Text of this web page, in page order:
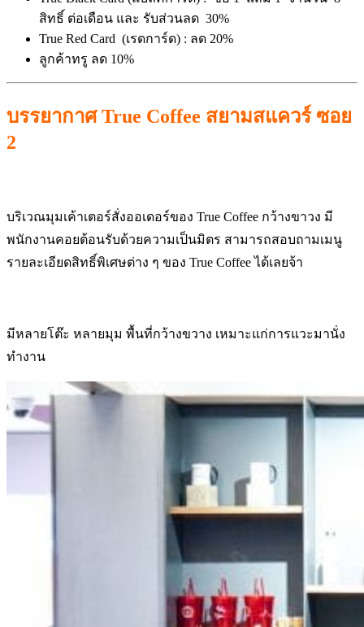
สิทธิ์ ต่อเดือน และ รับส่วนลด 30%
True Red Card (เรดการ์ด) : ลด 20%
ลูกค้าทรู ลด 10%
บรรยากาศ True Coffee สยามสแควร์ ซอย
2
บริเวณมุมเค้าเตอร์สั่งออเดอร์ของ True Coffee กว้างขาวง มี
พนักงานคอยต้อนรับด้วยความเป็นมิตร สามารถสอบถามเมนู
รายละเอียดสิทธิ์พิเศษต่าง ๆ ของ True Coffee ได้เลยจ้า
มีหลายโต๊ะ หลายมุม พื้นที่กว้างขวาง เหมาะแก่การแวะมานั่ง
ทำงาน